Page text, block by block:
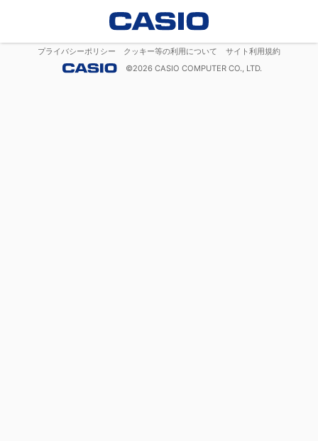
プライバシーポリシー クッキー等の利用について
サイト利用規約
©2026 CASIO COMPUTER CO., LTD.